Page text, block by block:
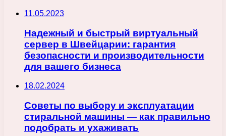
11.05.2023
Надежный и быстрый виртуальный
сервер в Швейцарии: гарантия
безопасности и производительности
для вашего бизнеса
18.02.2024
Советы по выбору и эксплуатации
стиральной машины — как правильно
подобрать и ухаживать